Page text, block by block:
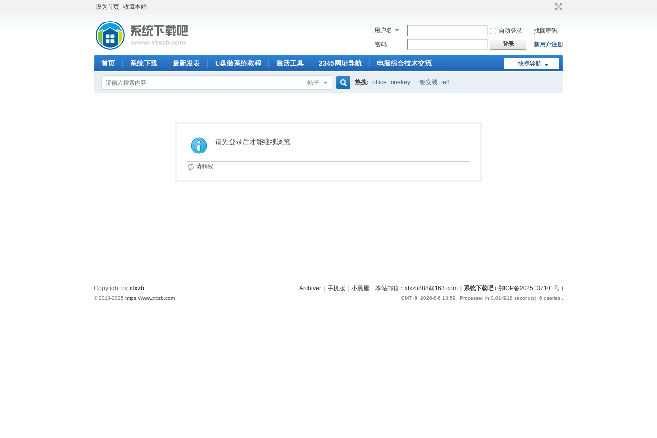
设为首页 收藏本站
用户名 自动登录
找回密码
密码
登录 新用户注册
快捷导航
首页 系统下载 最新发表 U盘装系统教程 激活工具 2345网址导航 电脑综合技术交流
帖子 热搜: office onekey 一键安装 ie8
请先登录后才能继续浏览
请稍候...
Archiver 手机版 小黑屋 本站邮箱：xtxzb888@163.com 系统下载吧( 鄂ICP备2025137101号 )
GMT+8, 2026-8-6 13:59 , Processed in 0.014918 second(s), 6 queries .
Copyright by xtxzb
© 2013-2025 https://www.xtxzb.com